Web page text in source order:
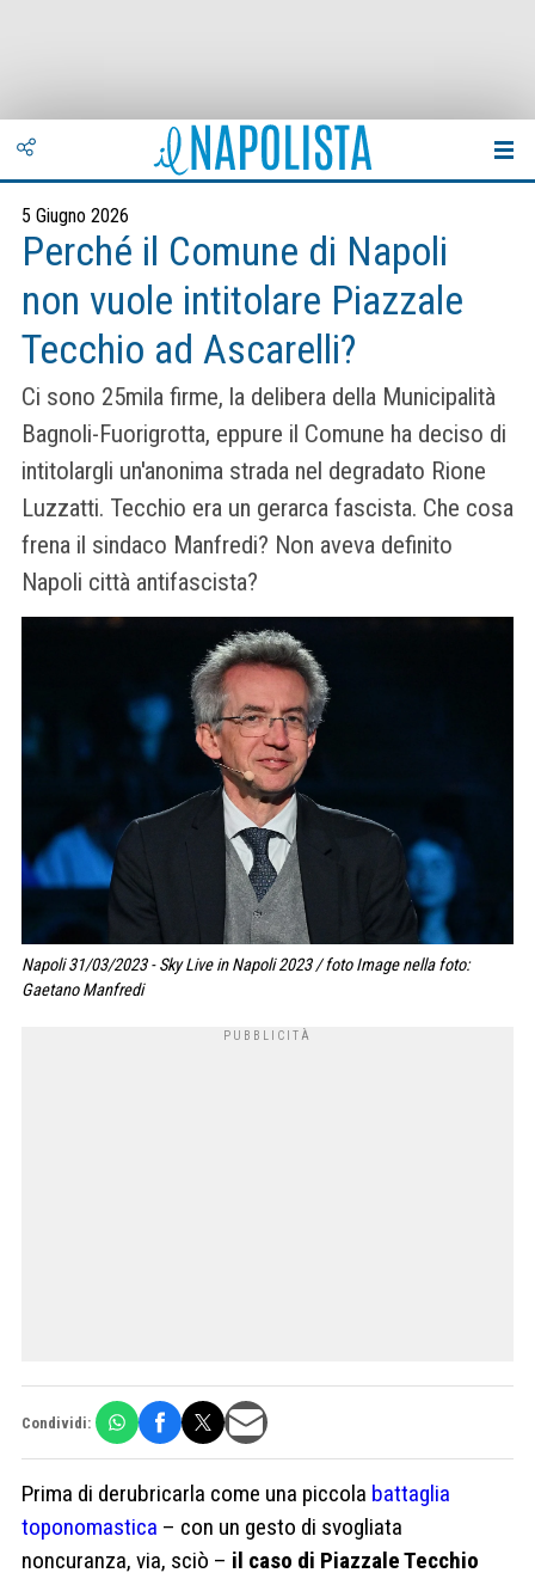
5 Giugno 2026
Perché il Comune di Napoli
non vuole intitolare Piazzale
Tecchio ad Ascarelli?
Ci sono 25mila firme, la delibera della Municipalità
Bagnoli-Fuorigrotta, eppure il Comune ha deciso di
intitolargli un'anonima strada nel degradato Rione
Luzzatti. Tecchio era un gerarca fascista. Che cosa
frena il sindaco Manfredi? Non aveva definito
Napoli città antifascista?
Napoli 31/03/2023 - Sky Live in Napoli 2023 / foto Image nella foto:
Gaetano Manfredi
Condividi:
Prima di derubricarla come una piccola battaglia
toponomastica – con un gesto di svogliata
noncuranza, via, sciò – il caso di Piazzale Tecchio